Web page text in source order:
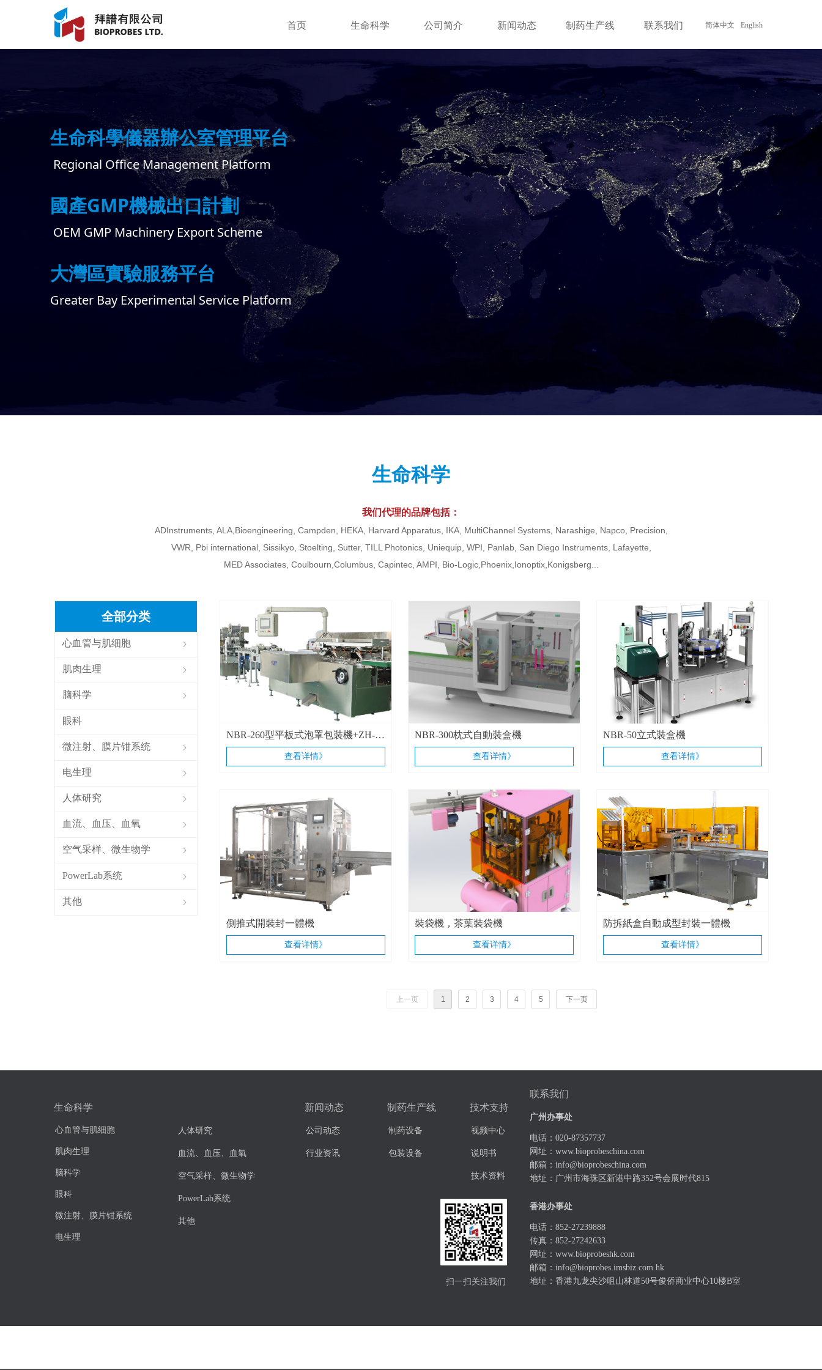
首页 生命科学 公司简介 新闻动态 制药生产线 联系我们 简体中文 English
生命科学
我们代理的品牌包括：
ADInstruments, ALA,Bioengineering, Campden, HEKA, Harvard Apparatus, IKA, MultiChannel Systems, Narashige, Napco, Precision,
VWR, Pbi international, Sissikyo, Stoelting, Sutter, TILL Photonics, Uniequip, WPI, Panlab, San Diego Instruments, Lafayette,
MED Associates, Coulbourn,Columbus, Capintec, AMPI, Bio-Logic,Phoenix,Ionoptix,Konigsberg...
NBR-260型平板式泡罩包裝機+ZH-
200高速自動裝盒機 連線
查看详情》
NBR-300枕式自動裝盒機
查看详情》
NBR-50立式裝盒機
查看详情》
側推式開裝封一體機
查看详情》
裝袋機，茶葉裝袋機
查看详情》
防拆紙盒自動成型封裝一體機
查看详情》
上一页 1 2 3 4 5 下一页
全部分类
ꁇ
心血管与肌细胞
ꁇ
肌肉生理
ꁇ
脑科学
眼科
ꁇ
微注射、膜片钳系统
ꁇ
电生理
ꁇ
人体研究
ꁇ
血流、血压、血氧
ꁇ
空气采样、微生物学
ꁇ
PowerLab系统
ꁇ
其他
生命科學儀器辦公室管理平台
Regional Office Management Platform
國產GMP機械出口計劃
OEM GMP Machinery Export Scheme
大灣區實驗服務平台
Greater Bay Experimental Service Platform
生命科学
心血管与肌细胞
肌肉生理
脑科学
眼科
微注射、膜片钳系统
电生理
人体研究
血流、血压、血氧
空气采样、微生物学
PowerLab系统
其他
制药生产线
制药设备
包装设备
技术支持
视频中心
说明书
技术资料
新闻动态
公司动态
行业资讯
联系我们
扫一扫关注我们
广州办事处
电话：020-87357737
网址： www.bioprobeschina.com
邮箱： info@bioprobeschina.com
地址：广州市海珠区新港中路352号会展时代815
香港办事处
电话：852-27239888
传真：852-27242633
网址： www.bioprobeshk.com
邮箱： info@bioprobes.imsbiz.com.hk
地址：香港九龙尖沙咀山林道50号俊侨商业中心10楼B室